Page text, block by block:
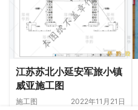
江苏苏北小延安军旅小镇
威亚施工图
施工图 2022年11月21日